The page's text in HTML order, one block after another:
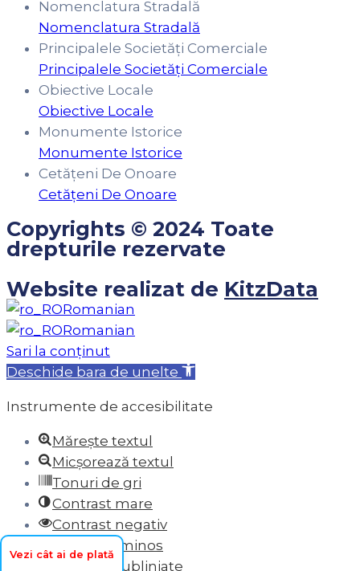
Nomenclatura Stradală
Nomenclatura Stradală
Principalele Societăți Comerciale
Principalele Societăți Comerciale
Obiective Locale
Obiective Locale
Monumente Istorice
Monumente Istorice
Cetățeni De Onoare
Cetățeni De Onoare
Copyrights © 2024 Toate
drepturile rezervate
Website realizat de KitzData
Romanian
Romanian
Vezi cât ai de plată
Sari la conținut
Deschide bara de unelte
Instrumente de accesibilitate
Mărește textul
Micșorează textul
Tonuri de gri
Contrast mare
Contrast negativ
Fundal luminos
Legături subliniate